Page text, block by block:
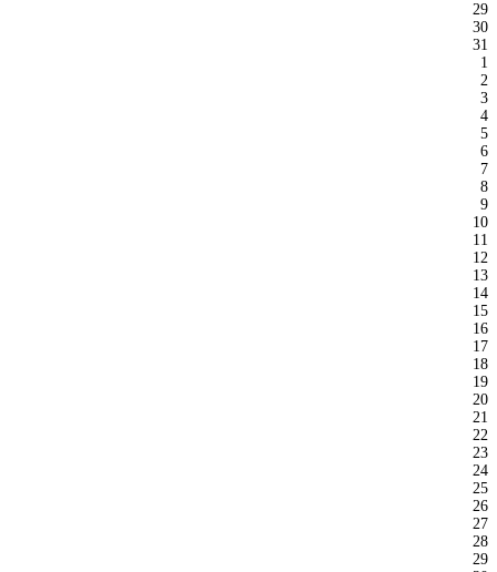
29
30
31
1
2
3
4
5
6
7
8
9
10
11
12
13
14
15
16
17
18
19
20
21
22
23
24
25
26
27
28
29